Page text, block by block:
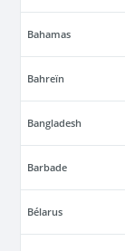
Bahamas
Bahreïn
Bangladesh
Barbade
Bélarus